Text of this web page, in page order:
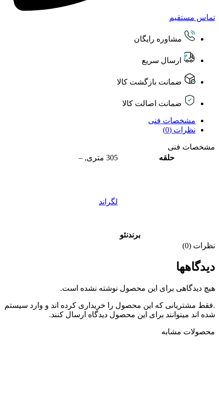
تماس مستقیم
مشاوره رایگان
ارسال سریع
ضمانت بازگشت کالا
ضمانت اصالت کالا
مشخصات فنی
نظرات (0)
مشخصات فنی
حلقه
305 متری ,
–
برندنئو
لگراند
نظرات (0)
دیدگاهها
هیچ دیدگاهی برای این محصول نوشته نشده است.
.فقط مشتریانی که این محصول را خریداری کرده اند و وارد سیستم
شده اند میتوانند برای این محصول دیدگاه ارسال کنند.
محصولات مشابه